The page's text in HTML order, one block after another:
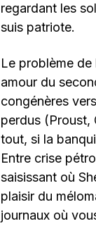
regardant les
suis patriote.
Le problème
amour du
congénères
perdus (Proust,
tout, si la
Entre crise
saisissant où
plaisir du
journaux où